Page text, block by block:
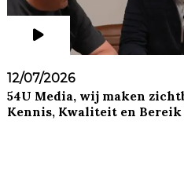
12/07/2026
54U Media, wij maken
Kennis, Kwaliteit en